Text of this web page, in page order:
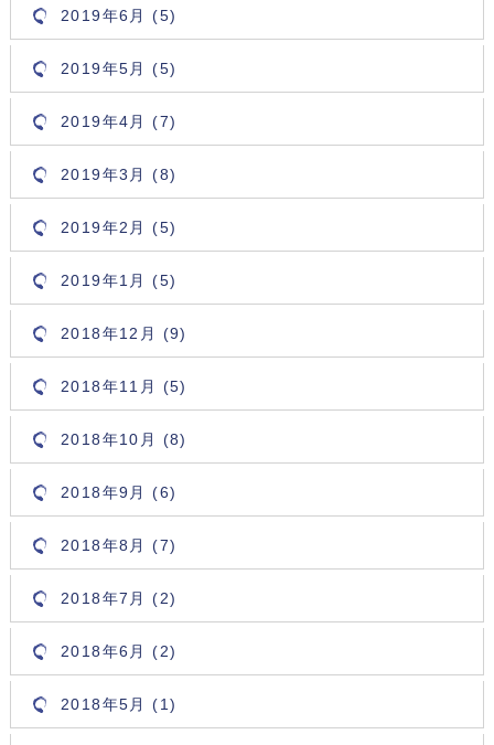
2019年6月 (5)
2019年5月 (5)
2019年4月 (7)
2019年3月 (8)
2019年2月 (5)
2019年1月 (5)
2018年12月 (9)
2018年11月 (5)
2018年10月 (8)
2018年9月 (6)
2018年8月 (7)
2018年7月 (2)
2018年6月 (2)
2018年5月 (1)